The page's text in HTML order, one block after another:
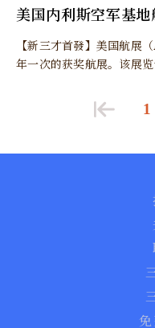
美国内利斯空军基
【新三才首發】美国航
年一次的获奖航展。该展
1